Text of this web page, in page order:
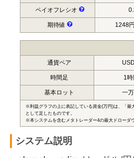
ペイオフレシオ
期待値 1248
通貨ペア
時間足 1時
基本ロット 一
※利益グラフの上に表記している資金(万円)は、「最
として足したものです。
※本システムを含むメタトレーダー4の最大ドローダ
システム説明